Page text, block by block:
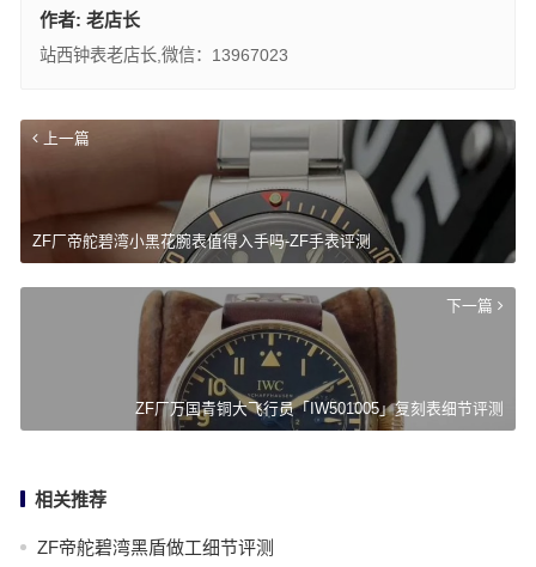
作者: 老店长
站西钟表老店长,微信：13967023
上一篇
ZF厂帝舵碧湾小黑花腕表值得入手吗-ZF手表评测
下一篇
ZF厂万国青铜大飞行员「IW501005」复刻表细节评测
相关推荐
ZF帝舵碧湾黑盾做工细节评测